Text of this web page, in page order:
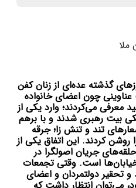
ملا
گذشته عده‌ای از زنان کفن
چون اعضای خانواده
معرفی می‌کردند؛ وارد یکی از
بیت رهبری شدند و با برهم
تند و تنش ‌زا؛ جرقه
روشن کردند. این اتفاق یکی از
جریان اصولگرا در
است. وقتی تجمعات
تحقیر دولتمردان و اعضای